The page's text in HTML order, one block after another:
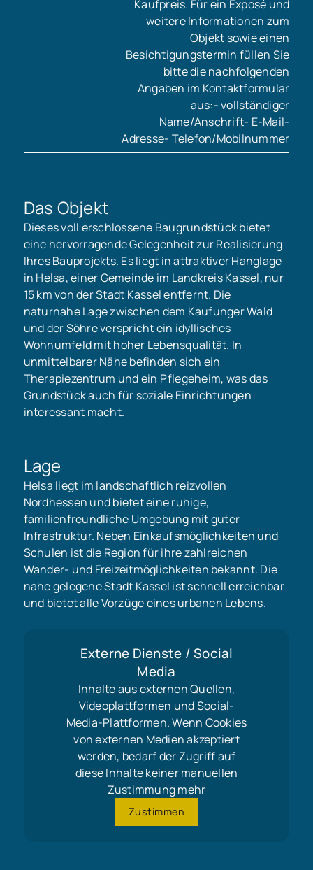
Kaufpreis. Für ein Exposé und
weitere Informationen zum
Objekt sowie einen
Besichtigungstermin füllen Sie
bitte die nachfolgenden
Angaben im Kontaktformular
aus:- vollständiger
Name/Anschrift- E-Mail-
Adresse- Telefon/Mobilnummer
Das Objekt
Dieses voll erschlossene Baugrundstück bietet
eine hervorragende Gelegenheit zur Realisierung
Ihres Bauprojekts. Es liegt in attraktiver Hanglage
in Helsa, einer Gemeinde im Landkreis Kassel, nur
15 km von der Stadt Kassel entfernt. Die
naturnahe Lage zwischen dem Kaufunger Wald
und der Söhre verspricht ein idyllisches
Wohnumfeld mit hoher Lebensqualität. In
unmittelbarer Nähe befinden sich ein
Therapiezentrum und ein Pflegeheim, was das
Grundstück auch für soziale Einrichtungen
interessant macht.
Lage
Helsa liegt im landschaftlich reizvollen
Nordhessen und bietet eine ruhige,
familienfreundliche Umgebung mit guter
Infrastruktur. Neben Einkaufsmöglichkeiten und
Schulen ist die Region für ihre zahlreichen
Wander- und Freizeitmöglichkeiten bekannt. Die
nahe gelegene Stadt Kassel ist schnell erreichbar
und bietet alle Vorzüge eines urbanen Lebens.
Externe Dienste / Social
Media
Inhalte aus externen Quellen,
Videoplattformen und Social-
Media-Plattformen. Wenn Cookies
von externen Medien akzeptiert
werden, bedarf der Zugriff auf
diese Inhalte keiner manuellen
Zustimmung mehr
Zustimmen